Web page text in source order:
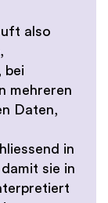
also
bei
mehreren
Daten,
in
sie in